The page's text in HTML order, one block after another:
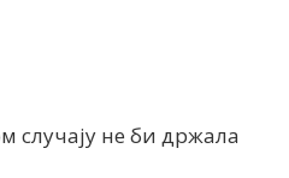
случају не би држала